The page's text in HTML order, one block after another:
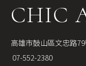
CHIC
高雄市鼓山區文忠路
07-552-2380